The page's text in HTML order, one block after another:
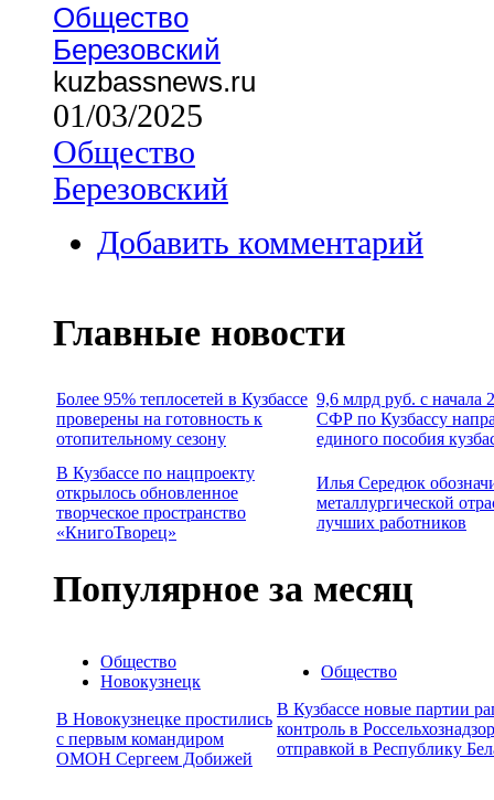
Общество
Березовский
kuzbassnews.ru
01/03/2025
Общество
Березовский
Добавить комментарий
Главные новости
Более 95% теплосетей в Кузбассе
проверены на готовность к
отопительному сезону
9,6 млрд руб. с начала
СФР по Кузбассу
единого пособия
В Кузбассе по нацпроекту
открылось обновленное
творческое пространство
«КнигоТворец»
Илья Середюк
металлургической
лучших работников
Популярное за месяц
Общество
Новокузнецк
В Новокузнецке простились
с первым командиром
ОМОН Сергеем Добижей
Общество
В Кузбассе новые партии
контроль в
отправкой в Республику